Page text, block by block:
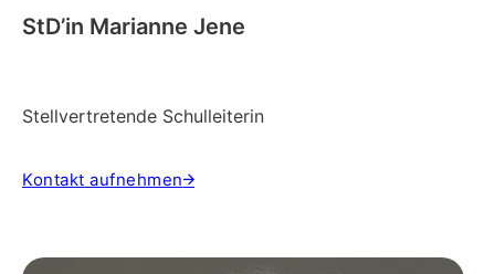
StD’in Marianne Jene
Stellvertretende Schulleiterin
Kontakt aufnehmen